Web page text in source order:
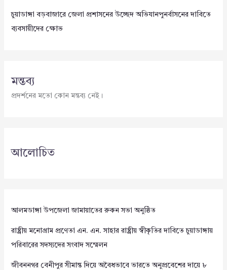
চুয়াডাঙ্গা বড়বাজারে জেলা প্রশাসনের উচ্ছেদ অভিযানপুনর্বাসনের দাবিতে
ব্যবসায়ীদের ক্ষোভ
মন্তব্য
প্রদর্শনের মতো কোন মন্তব্য নেই।
আলোচিত
আলমডাঙ্গা উপজেলা জামায়াতের রুকন সভা অনুষ্ঠিত
রাষ্ট্রীয় মনোগ্রাম প্রণেতা এন. এন. সাহার রাষ্ট্রীয় স্বীকৃতির দাবিতে চুয়াডাঙ্গায়
পরিবারের সদস্যদের সংবাদ সম্মেলন
জীবননগর বেনীপুর সীমান্ত দিয়ে অবৈধভাবে ভারতে অনুপ্রবেশের দায়ে ৮